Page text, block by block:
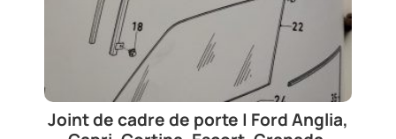
Joint de cadre de porte | Ford Anglia,